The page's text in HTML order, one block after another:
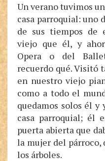
Un verano tuvimos
casa parroquial: uno
de sus tiempos de
viejo que él, y
Opera o del
recuerdo qué. Visitó
en nuestro viejo
como a todo el
quedamos solos él
casa parroquial; él
puerta abierta que
la mujer del párroco,
los árboles.